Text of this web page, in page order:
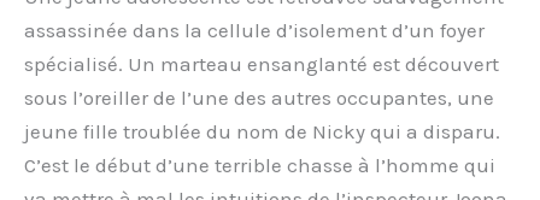
assassinée dans la cellule d’isolement d’un foyer
spécialisé. Un marteau ensanglanté est découvert
sous l’oreiller de l’une des autres occupantes, une
jeune fille troublée du nom de Nicky qui a disparu.
C’est le début d’une terrible chasse à l’homme qui